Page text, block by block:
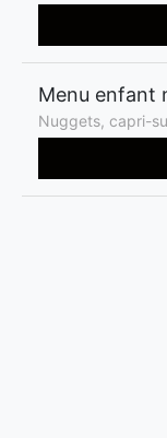
Menu enfant
Nuggets, capri-